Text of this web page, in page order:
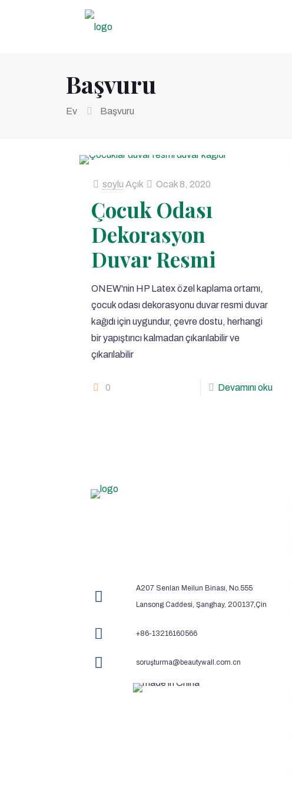
Başvuru
Ev Başvuru
soylu Açık Ocak 8, 2020
Çocuk Odası
Dekorasyon
Duvar Resmi
ONEW'nin HP Latex özel kaplama ortamı,
çocuk odası dekorasyonu duvar resmi duvar
kağıdı için uygundur, çevre dostu, herhangi
bir yapıştırıcı kalmadan çıkarılabilir ve
çıkarılabilir
0 Devamını oku
A207 Senlan Meilun Binası, No.555
Lansong Caddesi, Şanghay, 200137,Çin
+86-13216160566
soruşturma@beautywall.com.cn